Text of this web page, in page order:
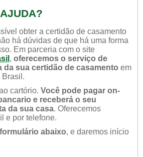
obter a certidão de casamento
há dúvidas de que há uma forma
Em parceria com o site
, oferecemos o serviço de
da sua certidão de casamento em
Brasil.
cartório. Você pode pagar on-
e receberá o seu
da sua casa. Oferecemos
e por telefone.
abaixo, e daremos início